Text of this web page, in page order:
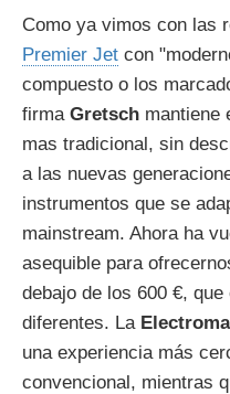
Como ya vimos con las
Premier Jet con
compuesto o los
firma Gretsch mantiene
mas tradicional, sin
a las nuevas
instrumentos que se
mainstream. Ahora ha
asequible para
debajo de los 600 €,
diferentes. La
una experiencia más
convencional, mientras